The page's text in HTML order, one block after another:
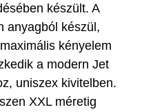
készült. A
anyagból készül,
kényelem
a modern Jet
uniszex kivitelben.
XXL méretig